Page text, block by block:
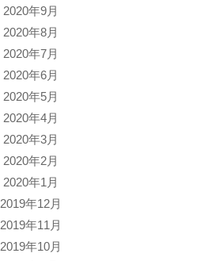
2020年9月
2020年8月
2020年7月
2020年6月
2020年5月
2020年4月
2020年3月
2020年2月
2020年1月
2019年12月
2019年11月
2019年10月